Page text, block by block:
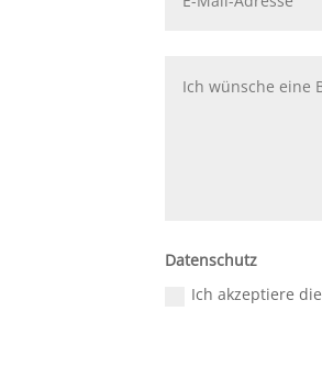
Datenschutz
Ich akzeptiere die